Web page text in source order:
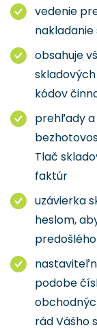
vedenie
obsahuje
kódov
prehľady
Tlač
faktúr
uzávierka
heslom,
podobe
rád Vášho